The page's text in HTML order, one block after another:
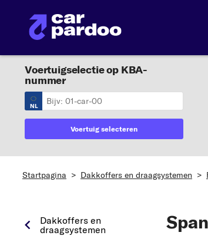
Voertuigselectie op KBA-
nummer
NL
Voertuig selecteren
Startpagina > Dakkoffers en draagsystemen >
Dakkoffers en
draagsystemen